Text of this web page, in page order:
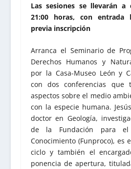
Las sesiones se llevarán a
21:00 horas, con entrada
previa inscripción
Arranca el Seminario de
Derechos Humanos y
por la Casa-Museo León y
con dos conferencias que
aspectos sobre el medio
con la especie humana.
doctor en Geología,
de la Fundación para
Conocimiento (Funproco), es
ciclo y también el
ponencia de apertura,